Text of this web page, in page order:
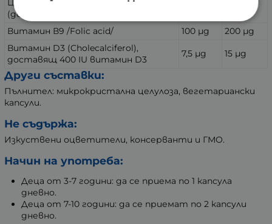
Цинк глюконат /Zinc gluconate/
(доставящ 4 mg чист цинк)
Витамин В9 /Folic acid/ 100 µg
200 µg
Витамин D3 (Cholecalciferol),
доставящ 400 IU витамин D3
7,5 µg 15 µg
Други съставки:
Пълнител: микрокристална целулоза, вегетариански
капсули.
Не съдържа:
Изкуствени оцветители, консерванти и ГМО.
Начин на употреба:
Деца от 3-7 години: да се приема по 1 капсула
дневно.
Деца от 7-10 години: да се приемат по 2 капсули
дневно.